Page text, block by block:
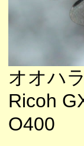
オオハ
Ricoh
O400